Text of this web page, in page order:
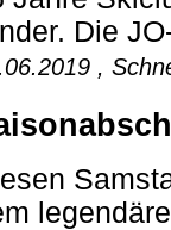
Die
,